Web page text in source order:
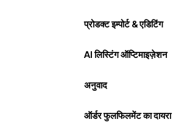
प्रोडक्ट इम्पोर्ट & एडिटिंग
AI लिस्टिंग ऑप्टिमाइज़ेशन
अनुवाद
ऑर्डर फुलफिलमेंट का दायरा